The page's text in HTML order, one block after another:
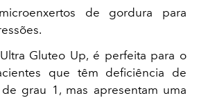
de gordura para
Gluteo Up, é perfeita para o
que têm deficiência de
grau 1, mas apresentam uma